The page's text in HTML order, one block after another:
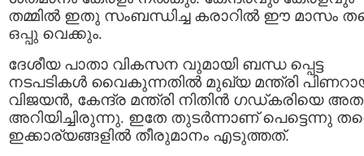
തമ്മില്‍ ഇതു സംബന്ധിച്ച കരാറില്‍ ഈ മാസം
ഒപ്പു വെക്കും.
ദേശീയ പാതാ വികസന വുമായി ബന്ധ പ്പെട്ട
നടപടികള്‍ വൈകുന്നതില്‍ മുഖ്യ മന്ത്രി
വിജയന്‍, കേന്ദ്ര മന്ത്രി നിതിന്‍ ഗഡ്കരിയെ
അറിയിച്ചിരുന്നു. ഇതേ തുടര്‍ന്നാണ് പെട്ടെന്നു
ഇക്കാര്യങ്ങളില്‍ തീരുമാനം എടുത്തത്.